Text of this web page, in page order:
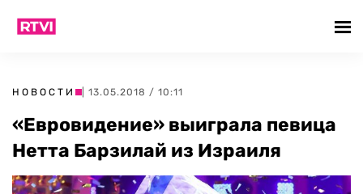
НОВОСТИ | 13.05.2018 / 10:11
«Евровидение» выиграла певица
Нетта Барзилай из Израиля